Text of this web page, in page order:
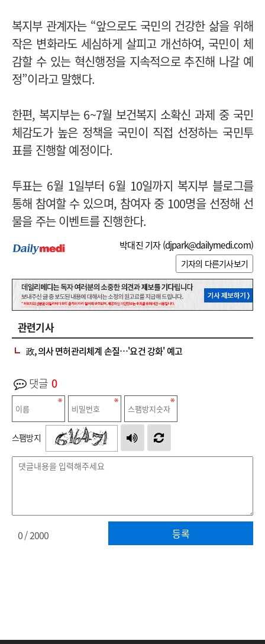
복지부 관계자는 “앞으로도 국민의 건강한 삶을 위해
작은 변화라도 세심하게 살피고 개선하여, 국민이 체
감할 수 있는 혁신행정을 지속적으로 추진해 나갈 예
정”이라고 말했다.
한편, 복지부는 6~7월 보건복지 소확신 과제 중 국민
체감도가 높은 정책을 국민이 직접 선정하는 국민투
표를 진행할 예정이다.
투표는 6월 1일부터 6월 10일까지 복지부 블로그를
통해 참여할 수 있으며, 참여자 중 100명을 선정해 선
물을 주는 이벤트를 진행한다.
박대진 기자 (djpark@dailymedi.com)
기자의 다른기사보기
관련기사
政, 의사 면허관리체계 손질…'요건 강화' 예고
댓글 0
스팸방지
등록
0/ 2000